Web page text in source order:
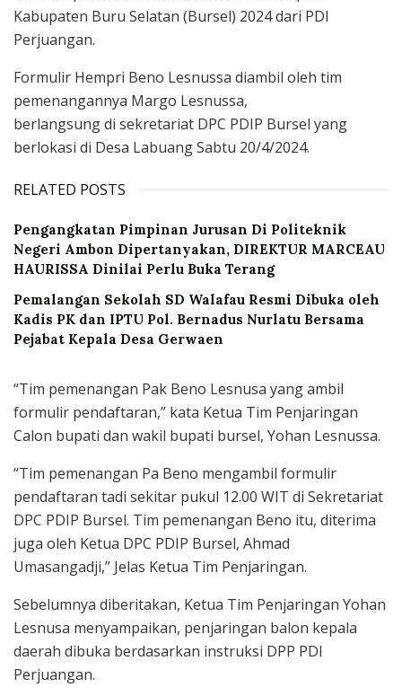
Kabupaten Buru Selatan (Bursel) 2024 dari PDI
Perjuangan.
Formulir Hempri Beno Lesnussa diambil oleh tim
pemenangannya Margo Lesnussa,
berlangsung di sekretariat DPC PDIP Bursel yang
berlokasi di Desa Labuang Sabtu 20/4/2024.
RELATED POSTS
Pengangkatan Pimpinan Jurusan Di Politeknik
Negeri Ambon Dipertanyakan, DIREKTUR MARCEAU
HAURISSA Dinilai Perlu Buka Terang
Pemalangan Sekolah SD Walafau Resmi Dibuka oleh
Kadis PK dan IPTU Pol. Bernadus Nurlatu Bersama
Pejabat Kepala Desa Gerwaen
“Tim pemenangan Pak Beno Lesnusa yang ambil
formulir pendaftaran,” kata Ketua Tim Penjaringan
Calon bupati dan wakil bupati bursel, Yohan Lesnussa.
“Tim pemenangan Pa Beno mengambil formulir
pendaftaran tadi sekitar pukul 12.00 WIT di Sekretariat
DPC PDIP Bursel. Tim pemenangan Beno itu, diterima
juga oleh Ketua DPC PDIP Bursel, Ahmad
Umasangadji,” Jelas Ketua Tim Penjaringan.
Sebelumnya diberitakan, Ketua Tim Penjaringan Yohan
Lesnusa menyampaikan, penjaringan balon kepala
daerah dibuka berdasarkan instruksi DPP PDI
Perjuangan.